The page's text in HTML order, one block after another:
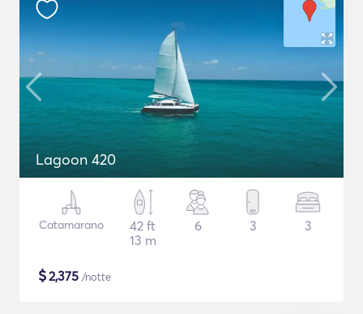
Lagoon 420
Catamarano
42 ft
13 m
6 3 3
$2,375 /notte